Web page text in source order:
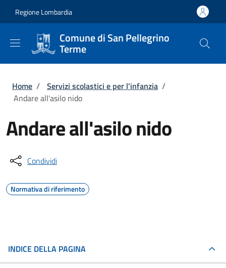
Regione Lombardia
Comune di San Pellegrino
Terme
Briciole di pane
Home / Servizi scolastici e per l'infanzia /
Andare all'asilo nido
Andare all'asilo nido
Condividi
Normativa di riferimento
INDICE DELLA PAGINA